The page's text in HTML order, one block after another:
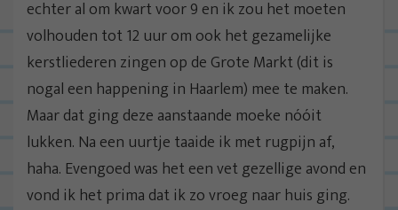
echter al om kwart voor 9 en ik zou het moeten
volhouden tot 12 uur om ook het gezamelijke
kerstliederen zingen op de Grote Markt (dit is
nogal een happening in Haarlem) mee te maken.
Maar dat ging deze aanstaande moeke nóóit
lukken. Na een uurtje taaide ik met rugpijn af,
haha. Evengoed was het een vet gezellige avond en
vond ik het prima dat ik zo vroeg naar huis ging.